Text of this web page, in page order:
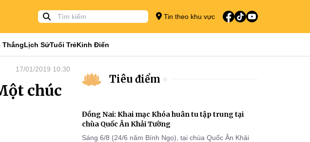
Tin theo khu vực
ThắngLịch SửTuổi TrẻKinh Điển
17/01/2019 10:30
chúc
Tiêu điểm
Đồng Nai: Khai mạc Khóa huân tu tập trung tại
chùa Quốc Ân Khải Tường
Sáng 6/8 (24/6 năm Bính Ngọ), tại chùa Quốc Ân Khải